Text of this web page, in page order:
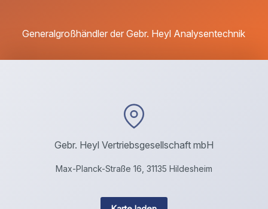
Generalgroßhändler der Gebr. Heyl Analysentechnik
Gebr. Heyl Vertriebsgesellschaft mbH
Max-Planck-Straße 16, 31135 Hildesheim